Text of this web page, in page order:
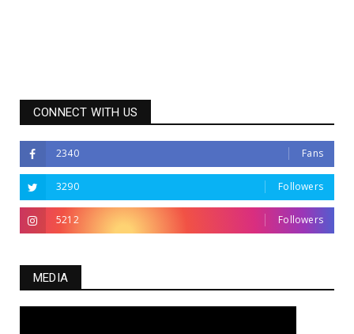
CONNECT WITH US
2340 Fans
3290 Followers
5212 Followers
MEDIA